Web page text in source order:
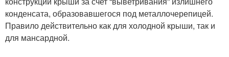
конденсата, образовавшегося под металлочерепицей.
Правило действительно как для холодной крыши, так и
для мансардной.